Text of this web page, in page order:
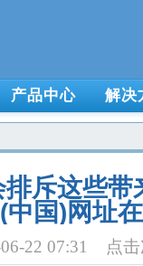
产品中心 解决
斥这些带
中国)网址
22 07:31 点击